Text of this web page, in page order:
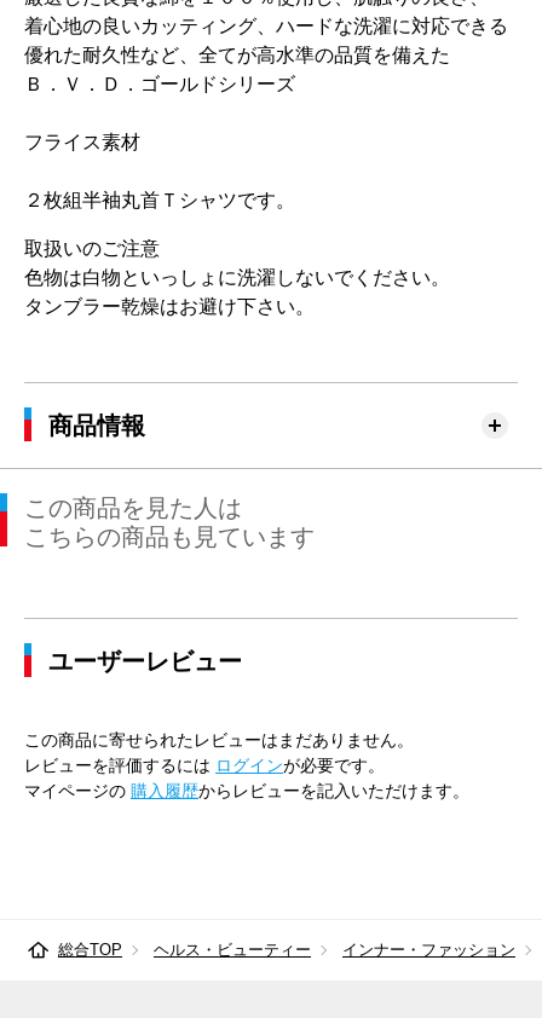
着心地の良いカッティング、ハードな洗濯に対応できる
優れた耐久性など、全てが高水準の品質を備えた
Ｂ．Ｖ．Ｄ．ゴールドシリーズ
フライス素材
２枚組半袖丸首Ｔシャツです。
取扱いのご注意
色物は白物といっしょに洗濯しないでください。
タンブラー乾燥はお避け下さい。
商品情報
この商品を見た人は
こちらの商品も見ています
ユーザーレビュー
この商品に寄せられたレビューはまだありません。
レビューを評価するには ログインが必要です。
マイページの 購入履歴からレビューを記入いただけます。
総合TOP ヘルス・ビューティー インナー・ファッション